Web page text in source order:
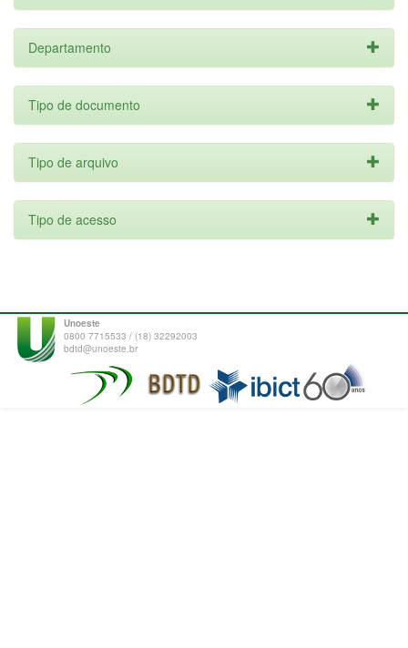
Departamento
Tipo de documento
Tipo de arquivo
Tipo de acesso
Unoeste
0800 7715533 / (18) 32292003
bdtd@unoeste.br